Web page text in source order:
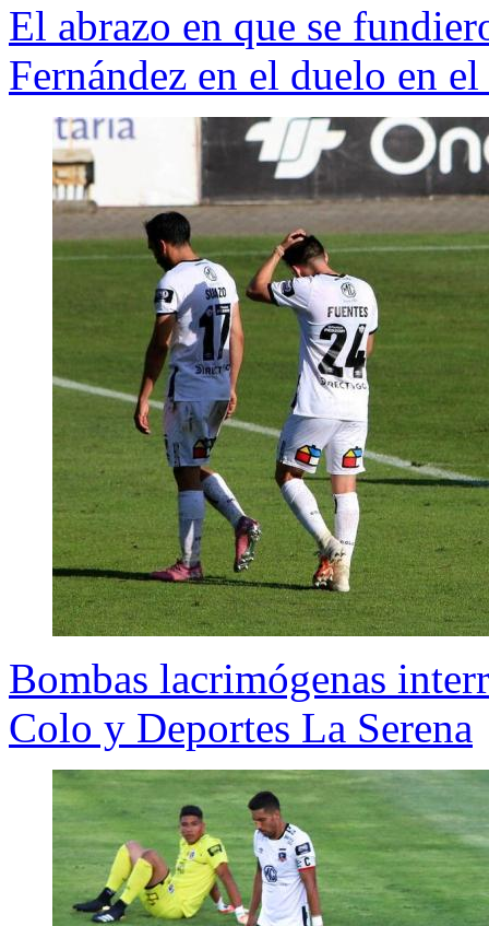
El abrazo en que se
Fernández en el duelo en
Bombas lacrimógenas
Colo y Deportes La Serena